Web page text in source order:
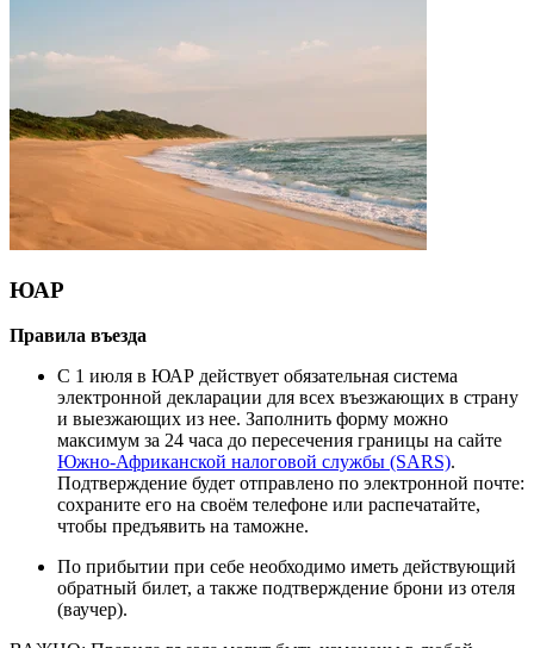
ЮАР
Правила въезда
С 1 июля в ЮАР действует обязательная система
электронной декларации для всех въезжающих в страну
и выезжающих из нее. Заполнить форму можно
максимум за 24 часа до пересечения границы на сайте
Южно-Африканской налоговой службы (SARS).
Подтверждение будет отправлено по электронной почте:
сохраните его на своём телефоне или распечатайте,
чтобы предъявить на таможне.
По прибытии при себе необходимо иметь действующий
обратный билет, а также подтверждение брони из отеля
(ваучер).